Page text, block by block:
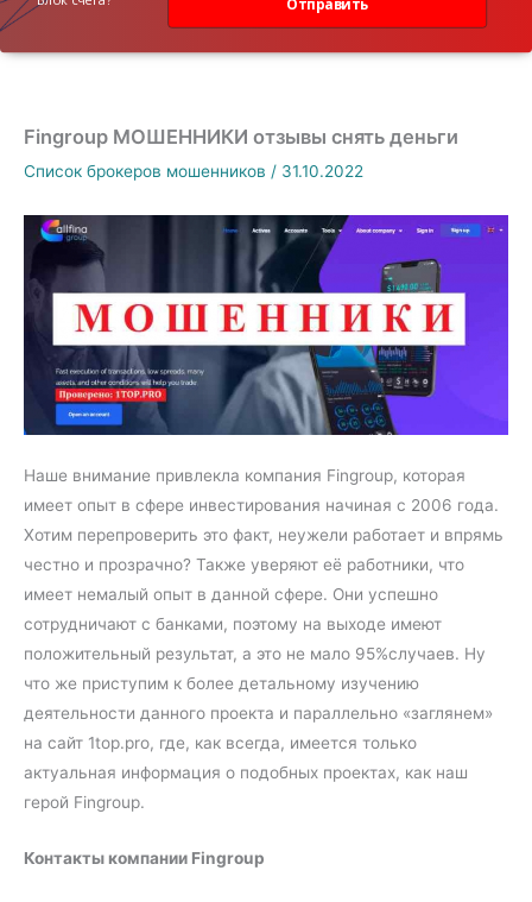
Fingroup МОШЕННИКИ отзывы снять деньги
Список брокеров мошенников / 31.10.2022
Наше внимание привлекла компания Fingroup, которая
имеет опыт в сфере инвестирования начиная с 2006 года.
Хотим перепроверить это факт, неужели работает и впрямь
честно и прозрачно? Также уверяют её работники, что
имеет немалый опыт в данной сфере. Они успешно
сотрудничают с банками, поэтому на выходе имеют
положительный результат, а это не мало 95%случаев. Ну
что же приступим к более детальному изучению
деятельности данного проекта и параллельно «заглянем»
на сайт 1top.pro, где, как всегда, имеется только
актуальная информация о подобных проектах, как наш
герой Fingroup.
Контакты компании Fingroup